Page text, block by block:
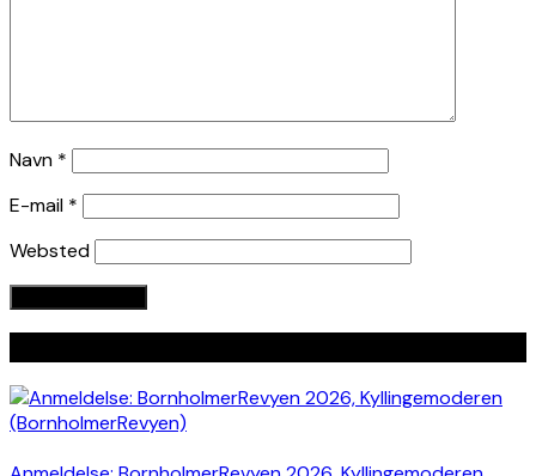
Navn *
E-mail *
Websted